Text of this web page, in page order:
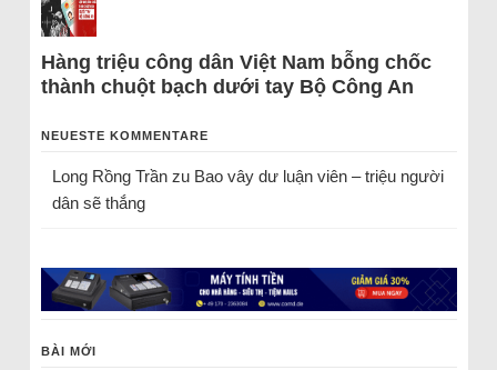
Hàng triệu công dân Việt Nam bỗng chốc
thành chuột bạch dưới tay Bộ Công An
NEUESTE KOMMENTARE
Long Rồng Trầnzu Bao vây dư luận viên – triệu người
dân sẽ thắng
BÀI MỚI